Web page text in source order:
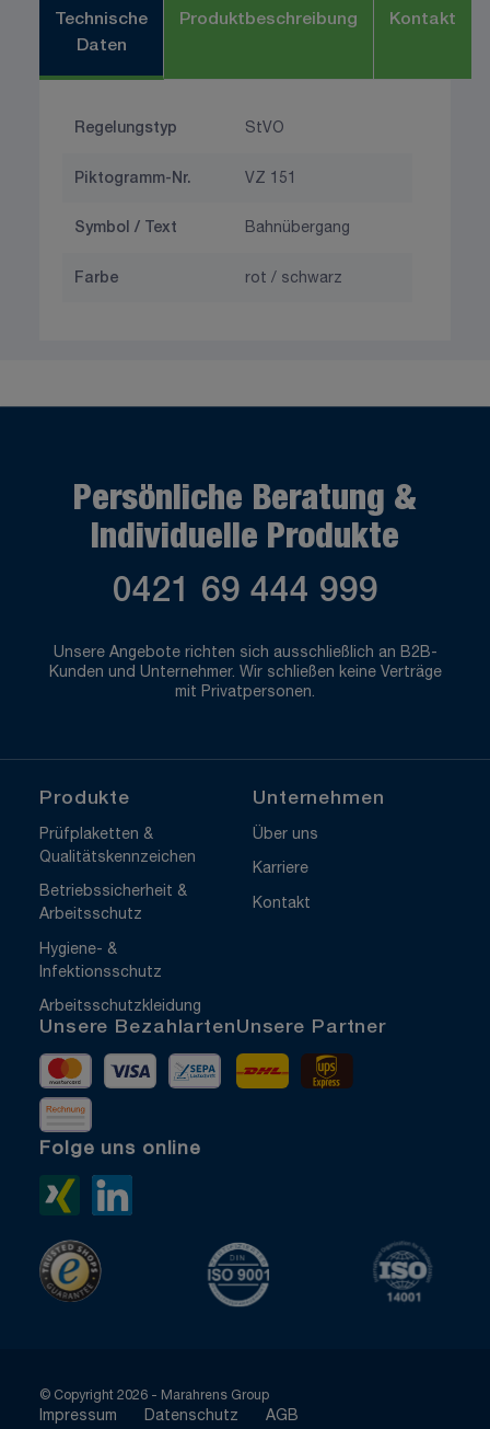
Technische
Daten
Produktbeschreibung Kontakt
Regelungstyp StVO
Piktogramm-Nr. VZ 151
Symbol / Text Bahnübergang
Farbe rot / schwarz
Persönliche Beratung &
Individuelle Produkte
0421 69 444 999
Unsere Angebote richten sich ausschließlich an B2B-
Kunden und Unternehmer. Wir schließen keine Verträge
mit Privatpersonen.
Produkte
Prüfplaketten &
Qualitätskennzeichen
Betriebssicherheit &
Arbeitsschutz
Hygiene- &
Infektionsschutz
Arbeitsschutzkleidung
Unternehmen
Über uns
Karriere
Kontakt
Unsere Bezahlarten
MastercardVisa Vorkasse
Rechnung
Unsere Partner
DHL
Folge uns online
Xing>
ISO 9001 zertifiziert
© Copyright 2026 - Marahrens Group
Impressum Datenschutz AGB